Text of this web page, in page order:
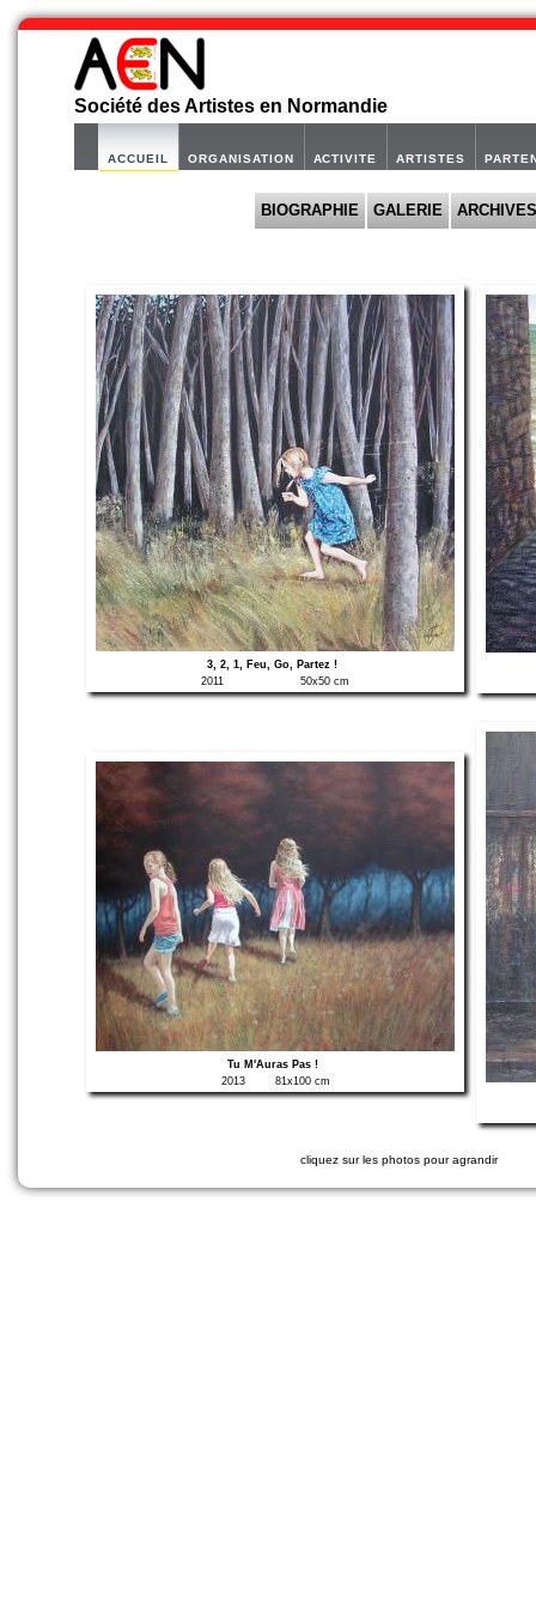
Société des Artistes en Normandie
ACCUEIL ORGANISATION ACTIVITE ARTISTES
BIOGRAPHIE GALERIE ARCHIVES
3, 2, 1, Feu, Go, Partez !
2011
50x50 cm
Tu M'Auras Pas !
2013
81x100 cm
cliquez sur les photos pour agrandir